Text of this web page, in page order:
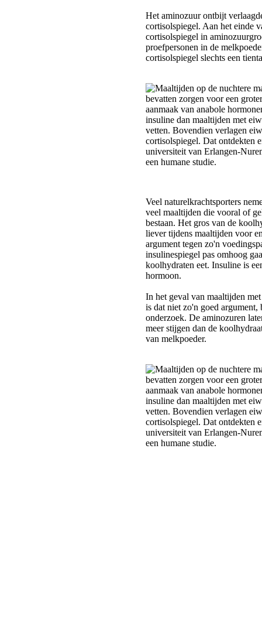
Het aminozuur ontbijt
cortisolspiegel. Aan het einde
cortisolspiegel in
proefpersonen in de
cortisolspiegel slechts een
Veel naturelkrachtsporters
veel maaltijden die vooral of
bestaan. Het gros van de
liever tijdens maaltijden voor
argument tegen zo'n
insulinespiegel pas omhoog
koolhydraten eet. Insuline is
hormoon.
In het geval van maaltijden
is dat niet zo'n goed
onderzoek. De aminozuren
meer stijgen dan de
van melkpoeder.